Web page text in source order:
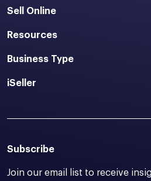
Sell Online
Resources
Business Type
iSeller
Subscribe
Join our email list to receive